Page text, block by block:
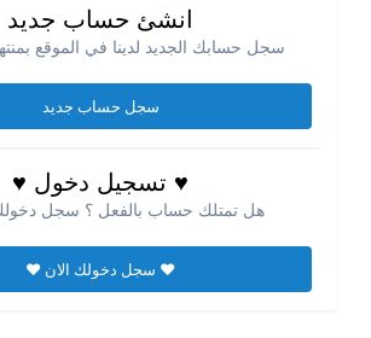
انشئ حساب جديد
سجل حسابك الجديد لدينا في الموقع
سجل حساب جديد
♥ تسجيل دخول ♥
هل تمتلك حساب بالفعل ؟ سجل
♥ سجل دخولك الان ♥